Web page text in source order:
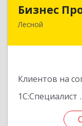
Бизнес
Лесной
Клиентов на
1С:Специалист
624200,